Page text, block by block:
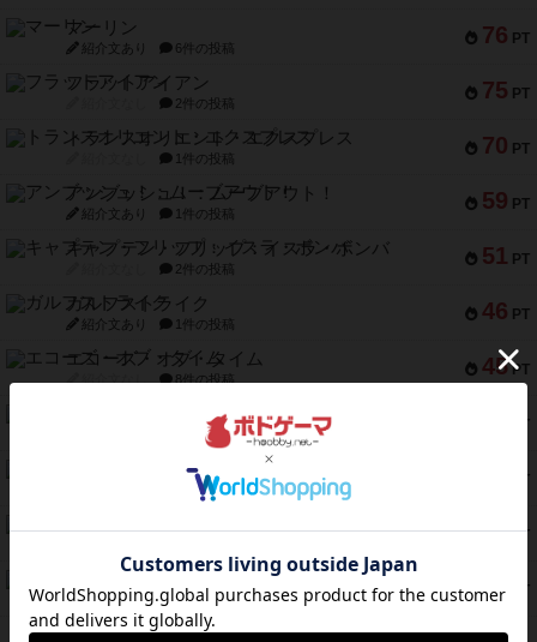
76 PT
マーリン
紹介文あり 6件の投稿
75 PT
フラットアイアン
2件の投稿
70 PT
トランスオリエント・エクスプレス
1件の投稿
59 PT
アンブッシュ！：ムーブアウト！
紹介文あり 1件の投稿
51 PT
キャプテン・フリップ：イスラ・ボンバ
2件の投稿
46 PT
ガルフストライク
紹介文あり 1件の投稿
45 PT
エコーズ・オブ・タイム
8件の投稿
PT
12件の投稿
PT
1件の投稿
45 PT
42 PT
紹介文あり 10件の投稿